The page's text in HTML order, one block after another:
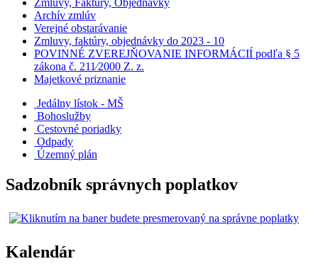
Zmluvy, Faktúry, Objednávky
Archív zmlúv
Verejné obstarávanie
Zmluvy, faktúry, objednávky do 2023 - 10
POVINNÉ ZVEREJŇOVANIE INFORMÁCIÍ podľa § 5
zákona č. 211⁄2000 Z. z.
Majetkové priznanie
Jedálny lístok - MŠ
Bohoslužby
Cestovné poriadky
Odpady
Územný plán
Sadzobník správnych poplatkov
Kalendár